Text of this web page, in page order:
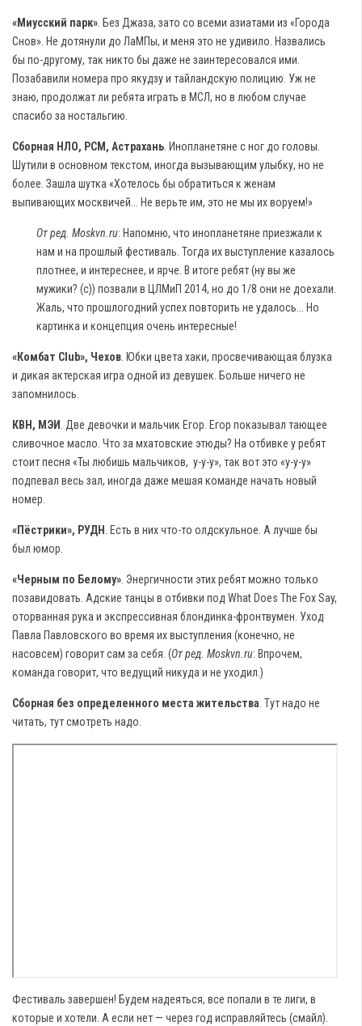
«Миусский парк». Без Джаза, зато со всеми азиатами из «Города
Снов». Не дотянули до ЛаМПы, и меня это не удивило. Назвались
бы по-другому, так никто бы даже не заинтересовался ими.
Позабавили номера про якудзу и тайландскую полицию. Уж не
знаю, продолжат ли ребята играть в МСЛ, но в любом случае
спасибо за ностальгию.
Сборная НЛО, РСМ, Астрахань. Инопланетяне с ног до головы.
Шутили в основном текстом, иногда вызывающим улыбку, но не
более. Зашла шутка «Хотелось бы обратиться к женам
выпивающих москвичей... Не верьте им, это не мы их воруем!»
От ред. Moskvn.ru: Напомню, что инопланетяне приезжали к
нам и на прошлый фестиваль. Тогда их выступление казалось
плотнее, и интереснее, и ярче. В итоге ребят (ну вы же
мужики? (с)) позвали в ЦЛМиП 2014, но до 1/8 они не доехали.
Жаль, что прошлогодний успех повторить не удалось... Но
картинка и концепция очень интересные!
«Комбат Club», Чехов. Юбки цвета хаки, просвечивающая блузка
и дикая актерская игра одной из девушек. Больше ничего не
запомнилось.
КВН, МЭИ . Две девочки и мальчик Егор. Егор показывал тающее
сливочное масло. Что за мхатовские этюды? На отбивке у ребят
стоит песня «Ты любишь мальчиков, у-у-у», так вот это «у-у-у»
подпевал весь зал, иногда даже мешая команде начать новый
номер.
«Пёстрики», РУДН . Есть в них что-то олдскульное. А лучше бы
был юмор.
«Черным по Белому». Энергичности этих ребят можно только
позавидовать. Адские танцы в отбивки под What Does The Fox Say,
оторванная рука и экспрессивная блондинка-фронтвумен. Уход
Павла Павловского во время их выступления (конечно, не
насовсем) говорит сам за себя. (От ред. Moskvn.ru: Впрочем,
команда говорит, что ведущий никуда и не уходил.)
Сборная без определенного места жительства. Тут надо не
читать, тут смотреть надо.
Фестиваль завершен! Будем надеяться, все попали в те лиги, в
которые и хотели. А если нет — через год исправляйтесь (смайл).